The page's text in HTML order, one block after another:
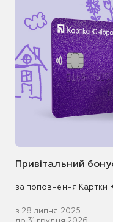
Привітальний
за поповнення Картки
з 28 липня 2025